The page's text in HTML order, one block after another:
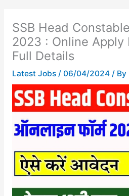
SSB Head
2023 : Online Apply
Full Details
Latest Jobs/ 06/04/2024 / By